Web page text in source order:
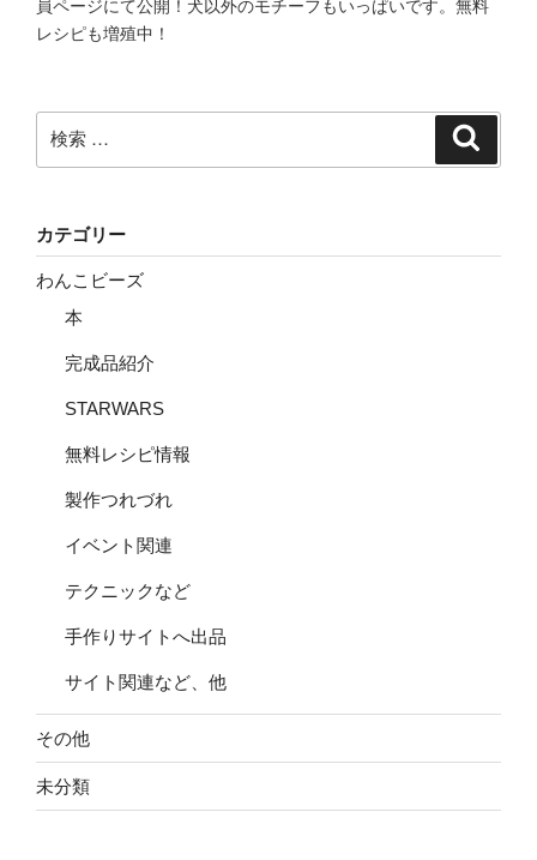
員ページにて公開！犬以外のモチーフもいっぱいです。無料
レシピも増殖中！
検
索:
カテゴリー
わんこビーズ
本
完成品紹介
STARWARS
無料レシピ情報
製作つれづれ
イベント関連
テクニックなど
手作りサイトへ出品
サイト関連など、他
その他
未分類